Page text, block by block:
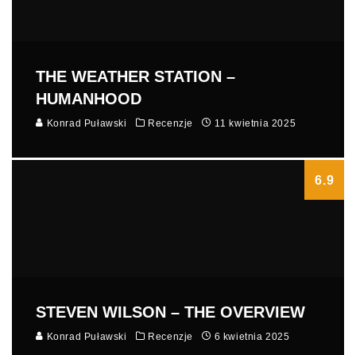
THE WEATHER STATION –
HUMANHOOD
Konrad Puławski Recenzje 11 kwietnia 2025
6.9
STEVEN WILSON – THE OVERVIEW
Konrad Puławski Recenzje 6 kwietnia 2025